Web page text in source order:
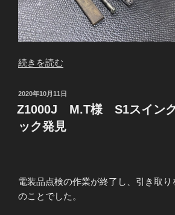
“Z1000J
様
S1
イ
ア
ー
続きを読む
投
稿
日:
2020年10月11日
Z1000J M.T様 S1スイング
ック発見
電装品点検の作業が終了し、引き取り
のことでした。